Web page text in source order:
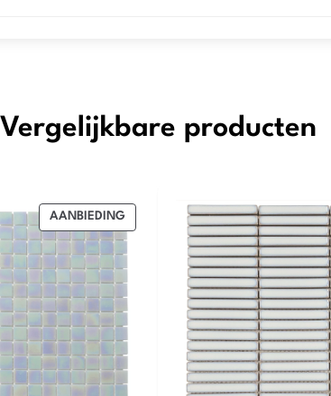
Vergelijkbare producten
AANBIEDINGPRODUCT
DE
UITVERKOOP